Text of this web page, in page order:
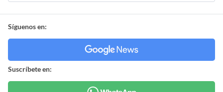
Síguenos en:
Suscríbete en: